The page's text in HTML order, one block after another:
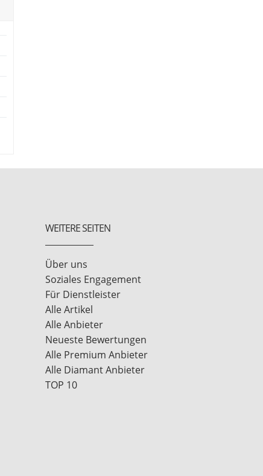
WEITERE SEITEN
Über uns
Soziales Engagement
Für Dienstleister
Alle Artikel
Alle Anbieter
Neueste Bewertungen
Alle Premium Anbieter
Alle Diamant Anbieter
TOP 10